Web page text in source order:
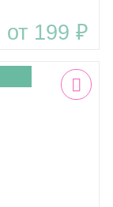
от 199 ₽